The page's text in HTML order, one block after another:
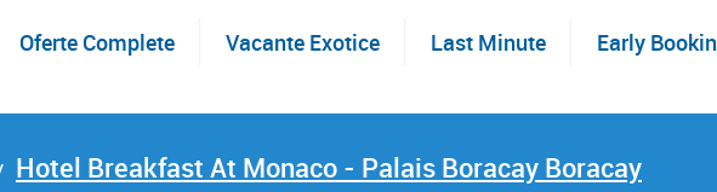
Oferte Complete Vacante Exotice Last Minute Early
Hotel Breakfast At Monaco - Palais Boracay Boracay